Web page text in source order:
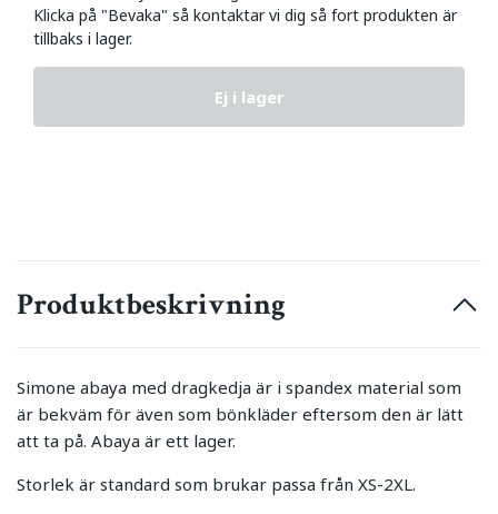
Klicka på "Bevaka" så kontaktar vi dig så fort produkten är
tillbaks i lager.
Ej i lager
Produktbeskrivning
Simone abaya med dragkedja är i spandex material som
är bekväm för även som bönkläder eftersom den är lätt
att ta på. Abaya är ett lager.
Storlek är standard som brukar passa från XS-2XL.